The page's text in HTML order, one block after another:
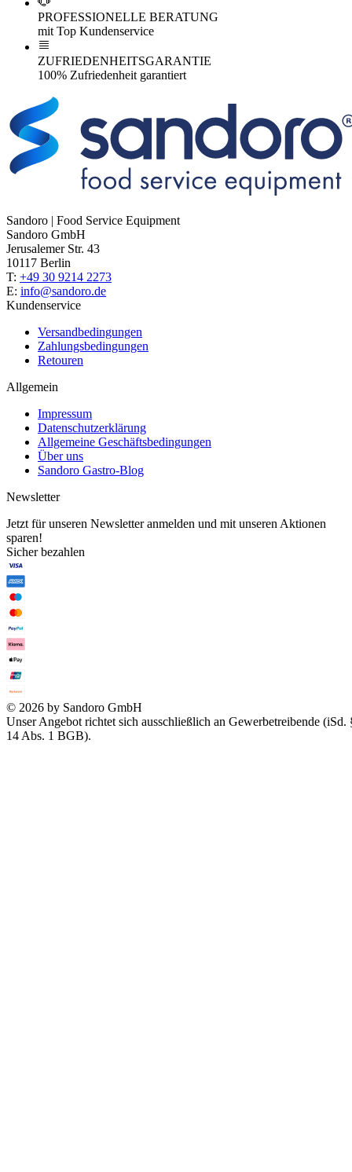
PROFESSIONELLE BERATUNG
mit Top Kundenservice
ZUFRIEDENHEITSGARANTIE
100% Zufriedenheit garantiert
Sandoro | Food Service Equipment
Sandoro GmbH
Jerusalemer Str. 43
10117 Berlin
T: +49 30 9214 2273
E: info@sandoro.de
Kundenservice
Versandbedingungen
Zahlungsbedingungen
Retouren
Allgemein
Impressum
Datenschutzerklärung
Allgemeine Geschäftsbedingungen
Über uns
Sandoro Gastro-Blog
Newsletter
Jetzt für unseren Newsletter anmelden und mit unseren Aktionen
sparen!
Sicher bezahlen
© 2026 by Sandoro GmbH
Unser Angebot richtet sich ausschließlich an Gewerbetreibende (iSd.
14 Abs. 1 BGB).